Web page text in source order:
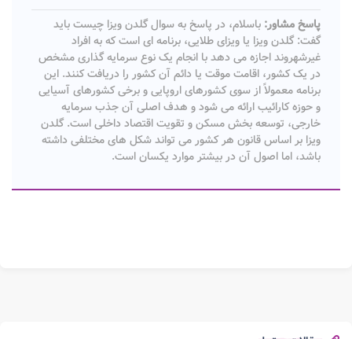
پاسخ مشاور: باسلام، در پاسخ به سوال گلدن ویزا چیست باید
گفت: گلدن ویزا یا ویزای طلایی، برنامه ای است که به افراد
غیرشهروند اجازه می دهد با انجام یک نوع سرمایه گذاری مشخص
در یک کشور، اقامت موقت یا دائم آن کشور را دریافت کنند. این
برنامه معمولاً از سوی کشورهای اروپایی و برخی کشورهای آسیایی
و حوزه کارائیب ارائه می شود و هدف اصلی آن جذب سرمایه
خارجی، توسعه بخش مسکن و تقویت اقتصاد داخلی است. گلدن
ویزا بر اساس قانون هر کشور می تواند شکل های مختلفی داشته
باشد، اما اصول آن در بیشتر موارد یکسان است.